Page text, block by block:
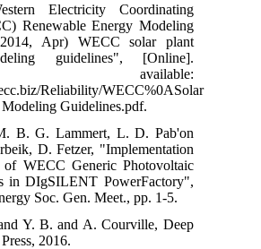
Electricity Coordinating
Renewable Energy Modeling
(2014, Apr) WECC solar plant
guidelines", [Online].
available:
Reliability/WECC%0ASolar
Modeling Guidelines.pdf.
B. G. Lammert, L. D. Pab'on
D. Fetzer, "Implementation
of WECC Generic Photovoltaic
in DIgSILENT PowerFactory",
Soc. Gen. Meet., pp. 1-5.
Y. B. and A. Courville, Deep
Press, 2016.